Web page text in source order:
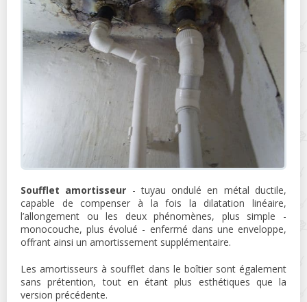
Soufflet amortisseur - tuyau ondulé en métal ductile,
capable de compenser à la fois la dilatation linéaire,
l’allongement ou les deux phénomènes, plus simple -
monocouche, plus évolué - enfermé dans une enveloppe,
offrant ainsi un amortissement supplémentaire.
Les amortisseurs à soufflet dans le boîtier sont également
sans prétention, tout en étant plus esthétiques que la
version précédente.